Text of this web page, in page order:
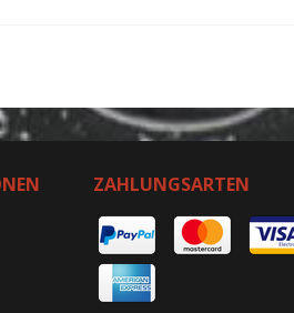
ZAHLUNGSARTEN